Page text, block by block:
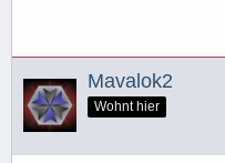
Mavalok2
Wohnt hier